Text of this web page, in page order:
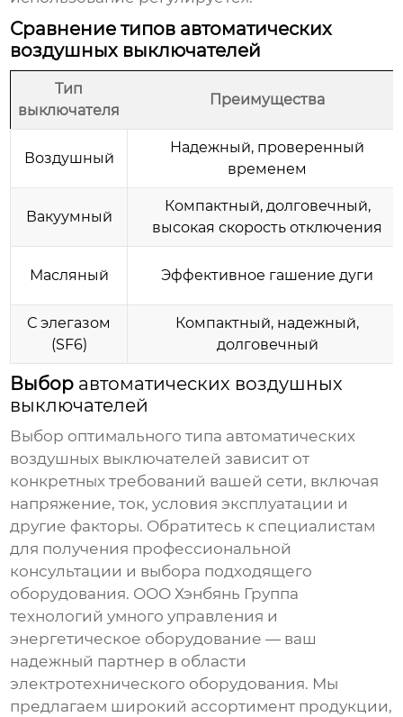
Сравнение типов автоматических
воздушных выключателей
Тип
выключателя
Преимущества
Воздушный
Надежный, проверенный
временем
Вакуумный
Компактный, долговечный,
высокая скорость отключения
Масляный Эффективное гашение дуги
С элегазом
(SF6)
Компактный, надежный,
долговечный
Выбор автоматических воздушных
выключателей
Выбор оптимального типа автоматических
воздушных выключателей зависит от
конкретных требований вашей сети, включая
напряжение, ток, условия эксплуатации и
другие факторы. Обратитесь к специалистам
для получения профессиональной
консультации и выбора подходящего
оборудования. ООО Хэнбянь Группа
технологий умного управления и
энергетическое оборудование — ваш
надежный партнер в области
электротехнического оборудования. Мы
предлагаем широкий ассортимент продукции,